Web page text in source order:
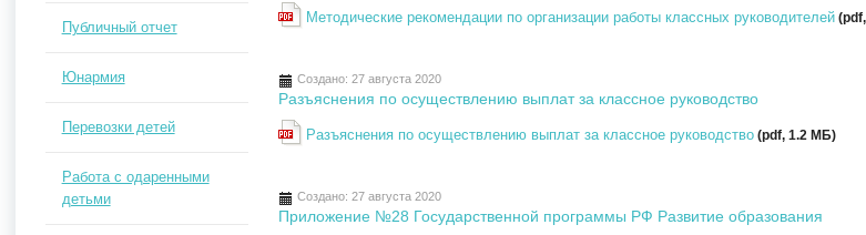
Методические рекомендации по организации работы классных руководителей
Создано: 27 августа 2020
Разъяснения по осуществлению выплат за классное руководство
Разъяснения по осуществлению выплат за классное руководство(pdf, 1.2 MБ)
Создано: 27 августа 2020
Приложение №28 Государственной программы РФ Развитие образования
Публичный отчет
Юнармия
Перевозки детей
Работа с одаренными
детьми